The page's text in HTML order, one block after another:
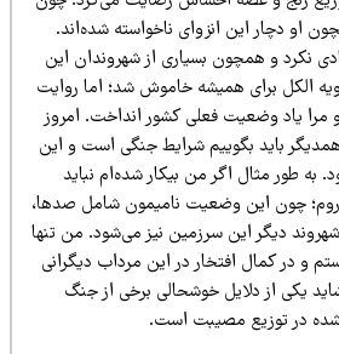
این انزوای ناخواسته شده‌اند.
و همچون بسیاری از شهروندان این
برای همیشه خاموش شد؛ اما روایت
وضعیت فعلی کشور انداخت. امروز
باید بگوییم شرایط جنگی است و این
اگر من بیکار شده‌ام نباید
این وضعیت نامیمون شامل صدها،
دیگر این سرزمین نیز می‌شود. من تنها
کمال افتخار در این مرداب دیگرانی
از دلایل خوشحالی برخی از جنگ
توزیع مصیبت است.